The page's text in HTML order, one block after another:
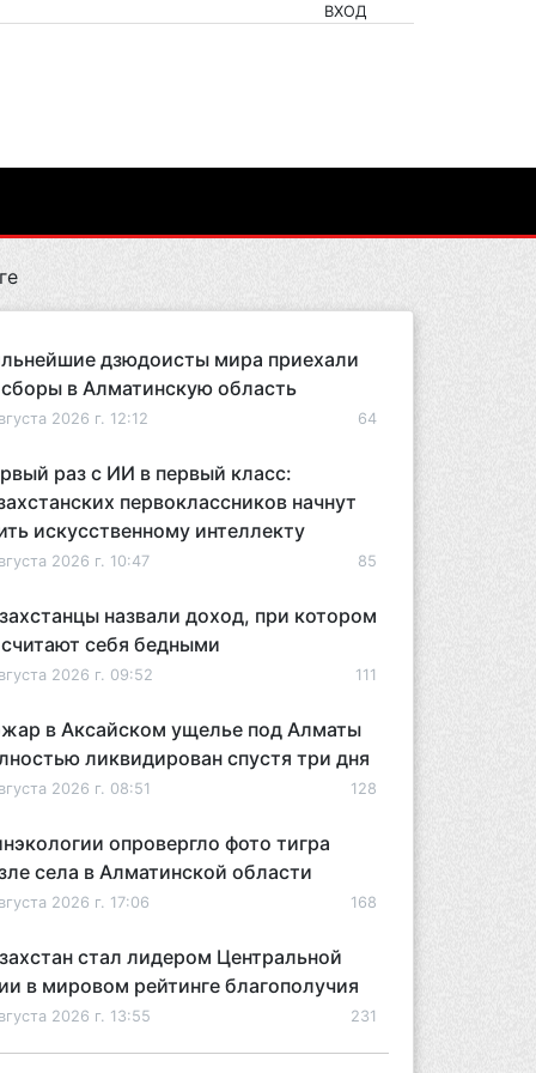
ВХОД
дзюдоисты мира приехали
сборы в Алматинскую область
2026 г. 12:12 64
раз с ИИ в первый класс:
первоклассников начнут
искусственному интеллекту
2026 г. 10:47 85
назвали доход, при котором
считают себя бедными
2026 г. 09:52 111
в Аксайском ущелье под Алматы
ликвидирован спустя три дня
2026 г. 08:51 128
опровергло фото тигра
села в Алматинской области
2026 г. 17:06 168
стал лидером Центральной
в мировом рейтинге благополучия
2026 г. 13:55 231